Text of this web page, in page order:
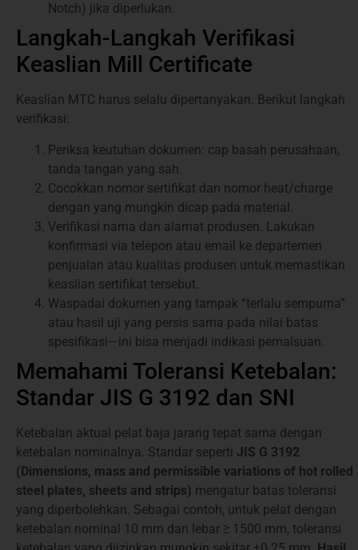
Notch) jika diperlukan.
Langkah-Langkah Verifikasi
Keaslian Mill Certificate
Keaslian MTC harus selalu dipertanyakan. Berikut langkah
verifikasi:
Periksa keutuhan dokumen: cap basah perusahaan,
tanda tangan yang sah.
Cocokkan nomor sertifikat dan nomor heat/charge
dengan yang mungkin dicap pada material.
Verifikasi nama dan alamat produsen. Lakukan
konfirmasi via telepon atau email ke departemen
penjualan atau kualitas produsen untuk memastikan
keaslian sertifikat tersebut.
Waspadai dokumen yang tampak “terlalu sempurna”
atau hasil uji yang persis sama pada nilai batas
spesifikasi—ini bisa menjadi indikasi pemalsuan.
Memahami Toleransi Ketebalan:
Standar JIS G 3192 dan SNI
Ketebalan aktual pelat baja jarang tepat sama dengan
ketebalan nominalnya. Standar seperti JIS G 3192
(Dimensions, mass and permissible variations of hot rolled
steel plates, sheets and strips) mengatur batas toleransi
yang diperbolehkan. Sebagai contoh, untuk pelat dengan
ketebalan nominal 10 mm dan lebar ≥ 1500 mm, toleransi